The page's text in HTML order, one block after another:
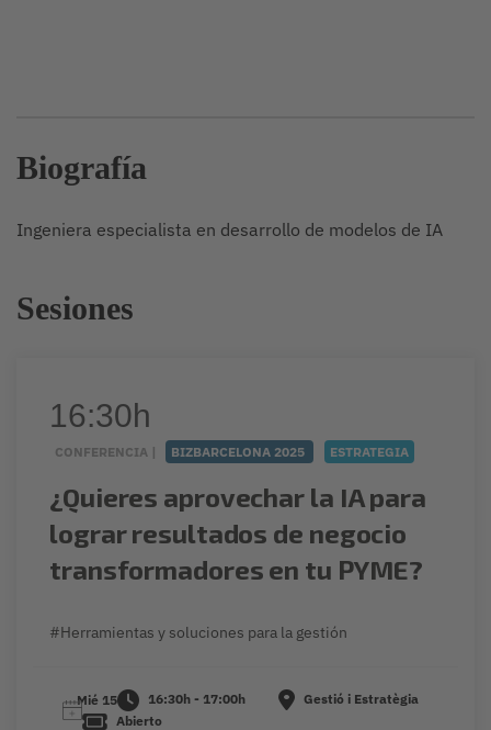
Biografía
Ingeniera especialista en desarrollo de modelos de IA
Sesiones
16:30h
CONFERENCIA | BIZBARCELONA 2025 ESTRATEGIA
¿Quieres aprovechar la IA para
lograr resultados de negocio
transformadores en tu PYME?
#Herramientas y soluciones para la gestión
Mié 15 16:30h - 17:00h
Gestió i Estratègia
Abierto